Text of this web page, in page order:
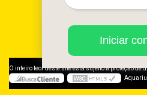
MAPA DO
O inteiro teor deste site está sujeito à proteção de
Iniciar